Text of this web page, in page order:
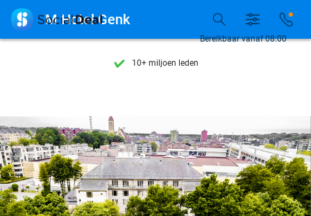
7 dagen per week beschikbaar
10+ miljoen leden
7 dagen per week beschikbaar
10+ miljoen leden
Bereikbaar vanaf 08:00
 M Hotel Genk